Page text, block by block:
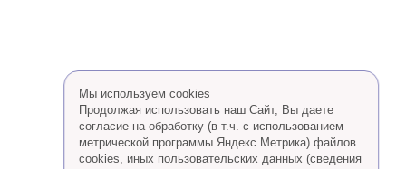
Мы используем cookies
Продолжая использовать наш Сайт, Вы даете
согласие на обработку (в т.ч. с использованием
метрической программы Яндекс.Метрика) файлов
cookies, иных пользовательских данных (сведения